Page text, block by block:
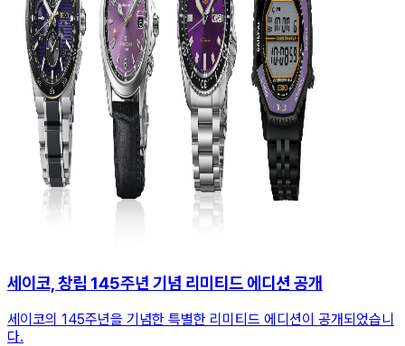
세이코, 창립 145주년 기념 리미티드 에디션 공개
세이코의 145주년을 기념한 특별한 리미티드 에디션이 공개되었습니
다.